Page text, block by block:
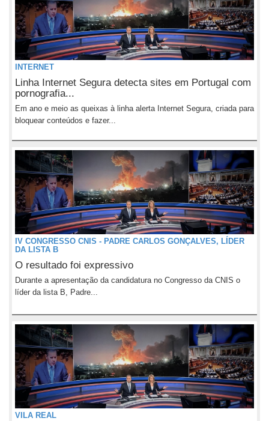
INTERNET
Linha Internet Segura detecta sites em Portugal com
pornografia...
Em ano e meio as queixas à linha alerta Internet Segura, criada para
bloquear conteúdos e fazer...
IV CONGRESSO CNIS - PADRE CARLOS GONÇALVES, LÍDER
DA LISTA B
O resultado foi expressivo
Durante a apresentação da candidatura no Congresso da CNIS o
líder da lista B, Padre...
VILA REAL